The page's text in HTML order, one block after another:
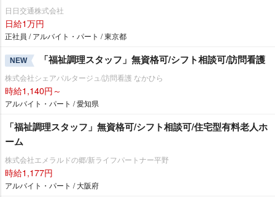
日日交通株式会社
日給1万円
正社員 / アルバイト・パート / 東京都
NEW 「福祉調理スタッフ」無資格可/シフト相談可/訪問看護
株式会社シェアパルタージュ/訪問看護 なかひら
時給1,140円～
アルバイト・パート / 愛知県
「福祉調理スタッフ」無資格可/シフト相談可/住宅型有料老人ホ
ーム
株式会社エメラルドの郷/新ライフパートナー平野
時給1,177円
アルバイト・パート / 大阪府